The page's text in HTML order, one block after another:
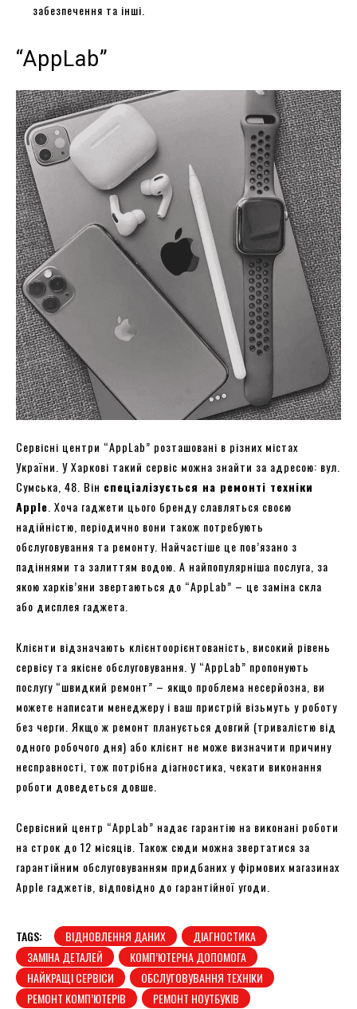
забезпечення та інші.
“AppLab”
Сервісні центри “AppLab” розташовані в різних містах
України. У Харкові такий сервіс можна знайти за адресою: вул.
Сумська, 48. Він спеціалізується на ремонті техніки
Apple . Хоча гаджети цього бренду славляться своєю
надійністю, періодично вони також потребують
обслуговування та ремонту. Найчастіше це пов’язано з
падіннями та залиттям водою. А найпопулярніша послуга, за
якою харків’яни звертаються до “AppLab” – це заміна скла
або дисплея гаджета.
Клієнти відзначають клієнтоорієнтованість, високий рівень
сервісу та якісне обслуговування. У “AppLab” пропонують
послугу “швидкий ремонт” – якщо проблема несерйозна, ви
можете написати менеджеру і ваш пристрій візьмуть у роботу
без черги. Якщо ж ремонт планується довгий (тривалістю від
одного робочого дня) або клієнт не може визначити причину
несправності, тож потрібна діагностика, чекати виконання
роботи доведеться довше.
Сервісний центр “AppLab” надає гарантію на виконані роботи
на строк до 12 місяців. Також сюди можна звертатися за
гарантійним обслуговуванням придбаних у фірмових магазинах
Apple гаджетів, відповідно до гарантійної угоди.
TAGS: ВІДНОВЛЕННЯ ДАНИХ
ДІАГНОСТИКА
ЗАМІНА ДЕТАЛЕЙ
КОМП’ЮТЕРНА ДОПОМОГА
НАЙКРАЩІ СЕРВІСИ
ОБСЛУГОВУВАННЯ ТЕХНІКИ
РЕМОНТ КОМП’ЮТЕРІВ
РЕМОНТ НОУТБУКІВ